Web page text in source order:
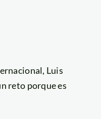
Luis
reto porque es